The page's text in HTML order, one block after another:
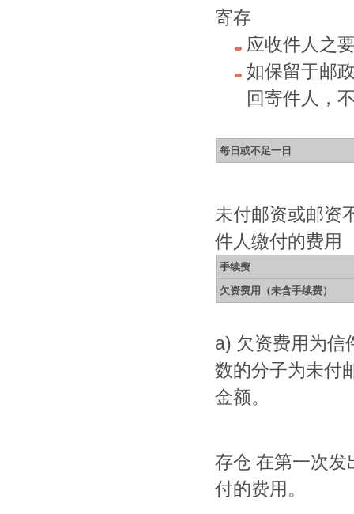
寄存
应收件人之
如保留于邮
回寄件人，
每日或不足一日
未付邮资或邮资
件人缴付的费用
手续费
欠资费用（未含手续费）
a) 欠资费用为信
数的分子为未付
金额。
存仓 在第一次
付的费用。